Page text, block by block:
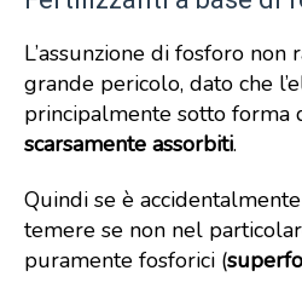
L’assunzione di fosforo non
grande pericolo, dato che
principalmente sotto forma
scarsamente assorbiti.
Quindi se è
temere se non nel
puramente fosforici (